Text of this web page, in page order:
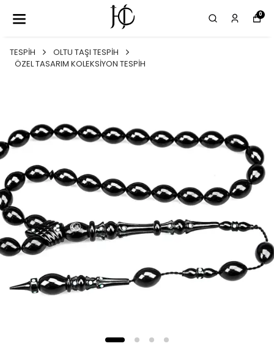
0
TESPİH
OLTU TAŞI TESPİH
ÖZEL TASARIM KOLEKSİYON TESPİH